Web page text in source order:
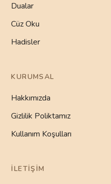
Dualar
Cüz Oku
Hadisler
KURUMSAL
Hakkımızda
Gizlilik Poliktamız
Kullanım Koşulları
İLETIŞIM